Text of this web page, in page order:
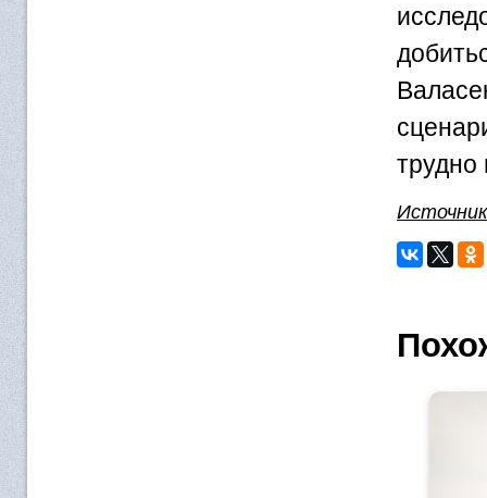
трудно
Источник